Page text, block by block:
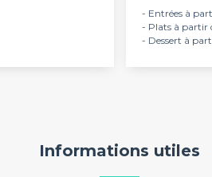
- Entrées à
- Plats à partir
- Dessert à
Informations utiles